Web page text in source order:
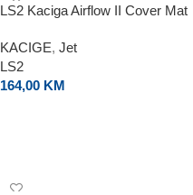
LS2 Kaciga Airflow II Cover Mat
KACIGE, Jet
LS2
164,00 KM